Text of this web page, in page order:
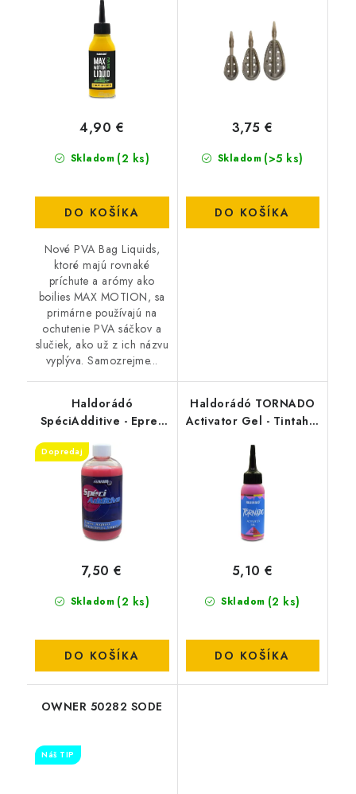
Corn
Skladom (2 ks)
4,90 €
DO KOŠÍKA
Nové PVA Bag Liquids,
ktoré majú rovnaké
príchute a arómy ako
boilies MAX MOTION, sa
primárne používajú na
ochutenie PVA sáčkov a
slučiek, ako už z ich názvu
vyplýva. Samozrejme...
Skladom (>5 ks)
3,75 €
DO KOŠÍKA
Haldorádó
SpéciAdditive - Epres
Yogurt
Dopredaj
Skladom (2 ks)
7,50 €
DO KOŠÍKA
Haldorádó TORNADO
Activator Gel - Tintahal
Broskyňa
Skladom (2 ks)
5,10 €
DO KOŠÍKA
OWNER 50282 SODE
Náš TIP